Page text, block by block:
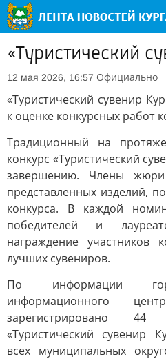
«Туристический
12 мая 2026, 16:57 Официально
«Туристический сувенир
к оценке конкурсных работ
Традиционный на
конкурс «Туристический
завершению. Члены
представленных изделий,
конкурса. В каждой
победителей и
награждение участников
лучших сувениров.
По информации
информационного
зарегистрировано 44
«Туристический сувенир
всех муниципальных